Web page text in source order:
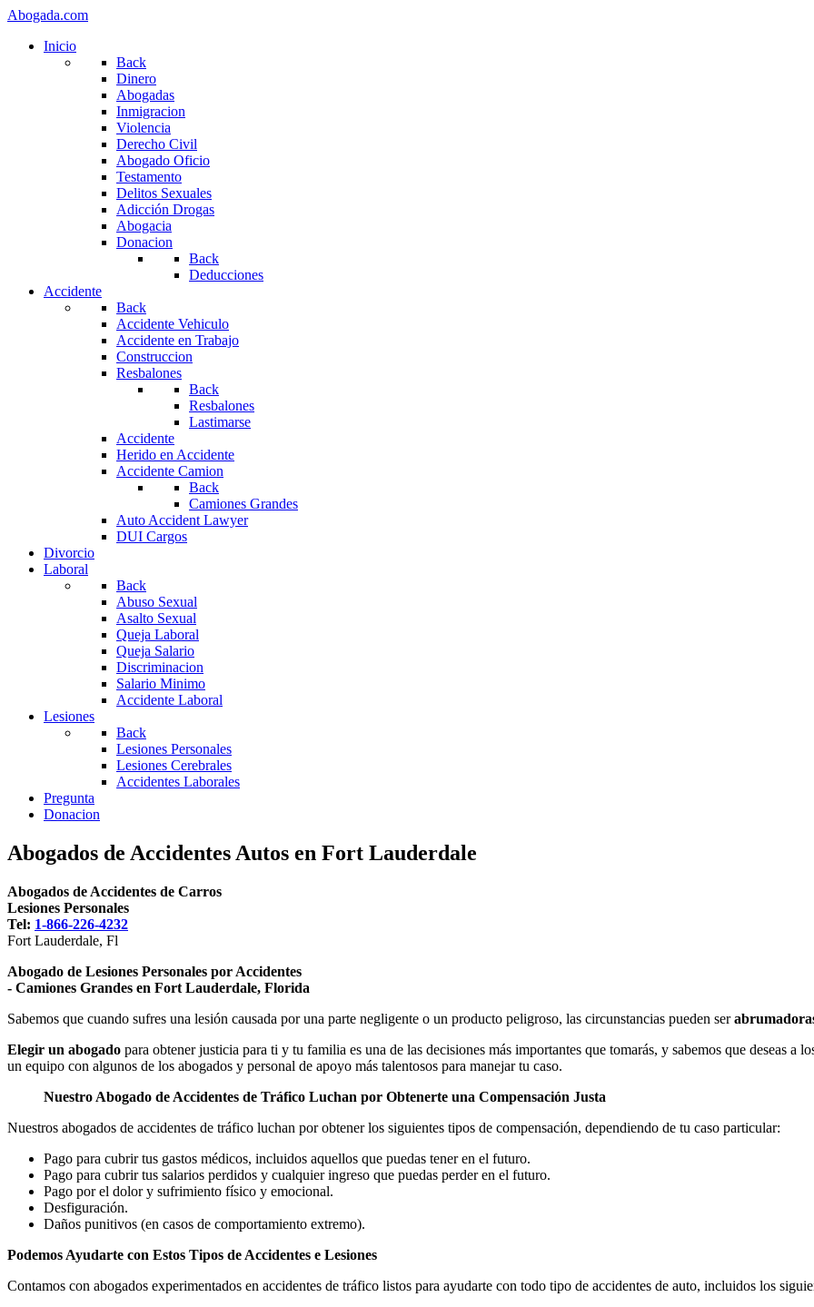
Abogada.com
Inicio
Back
Dinero
Abogadas
Inmigracion
Violencia
Derecho Civil
Abogado Oficio
Testamento
Delitos Sexuales
Adicción Drogas
Abogacia
Donacion
Back
Deducciones
Accidente
Back
Accidente Vehiculo
Accidente en Trabajo
Construccion
Resbalones
Back
Resbalones
Lastimarse
Accidente
Herido en Accidente
Accidente Camion
Back
Camiones Grandes
Auto Accident Lawyer
DUI Cargos
Divorcio
Laboral
Back
Abuso Sexual
Asalto Sexual
Queja Laboral
Queja Salario
Discriminacion
Salario Minimo
Accidente Laboral
Lesiones
Back
Lesiones Personales
Lesiones Cerebrales
Accidentes Laborales
Pregunta
Donacion
Abogados de Accidentes Autos en Fort Lauderdale
Abogados de Accidentes de Carros
Lesiones Personales
Tel: 1-866-226-4232
Fort Lauderdale, Fl
Abogado de Lesiones Personales por Accidentes
- Camiones Grandes en Fort Lauderdale, Florida
Sabemos que cuando sufres una lesión causada por una parte negligente o un producto peligroso, las circunstancias pueden ser
Elegir un abogado para obtener justicia para ti y tu familia es una de las decisiones más importantes que tomarás, y sabemos que deseas a
un equipo con algunos de los abogados y personal de apoyo más talentosos para manejar tu caso.
Nuestro Abogado de Accidentes de Tráfico Luchan por Obtenerte una Compensación Justa
Nuestros abogados de accidentes de tráfico luchan por obtener los siguientes tipos de compensación, dependiendo de tu caso particular:
Pago para cubrir tus gastos médicos, incluidos aquellos que puedas tener en el futuro.
Pago para cubrir tus salarios perdidos y cualquier ingreso que puedas perder en el futuro.
Pago por el dolor y sufrimiento físico y emocional.
Desfiguración.
Daños punitivos (en casos de comportamiento extremo).
Podemos Ayudarte con Estos Tipos de Accidentes e Lesiones
Contamos con abogados experimentados en accidentes de tráfico listos para ayudarte con todo tipo de accidentes de auto, incluidos los